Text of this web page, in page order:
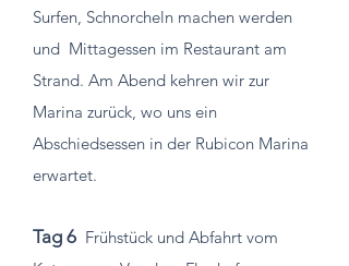
Surfen, Schnorcheln machen werden
und Mittagessen im Restaurant am
Strand. Am Abend kehren wir zur
Marina zurück, wo uns ein
Abschiedsessen in der Rubicon Marina
erwartet.
Tag 6 Frühstück und Abfahrt vom